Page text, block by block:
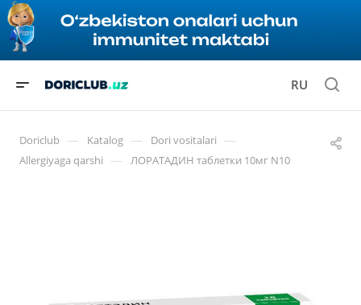
RU
Doriclub — Katalog — Dori vositalari —
Allergiyaga qarshi — ЛОРАТАДИН таблетки 10мг N10